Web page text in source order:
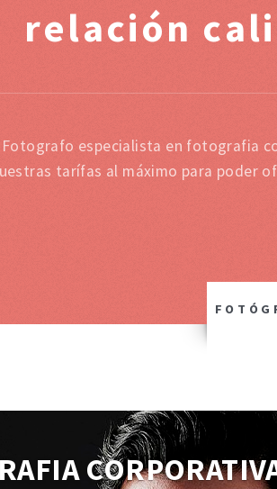
relación
Fotografo especialista en fotografia
tarífas al máximo para poder